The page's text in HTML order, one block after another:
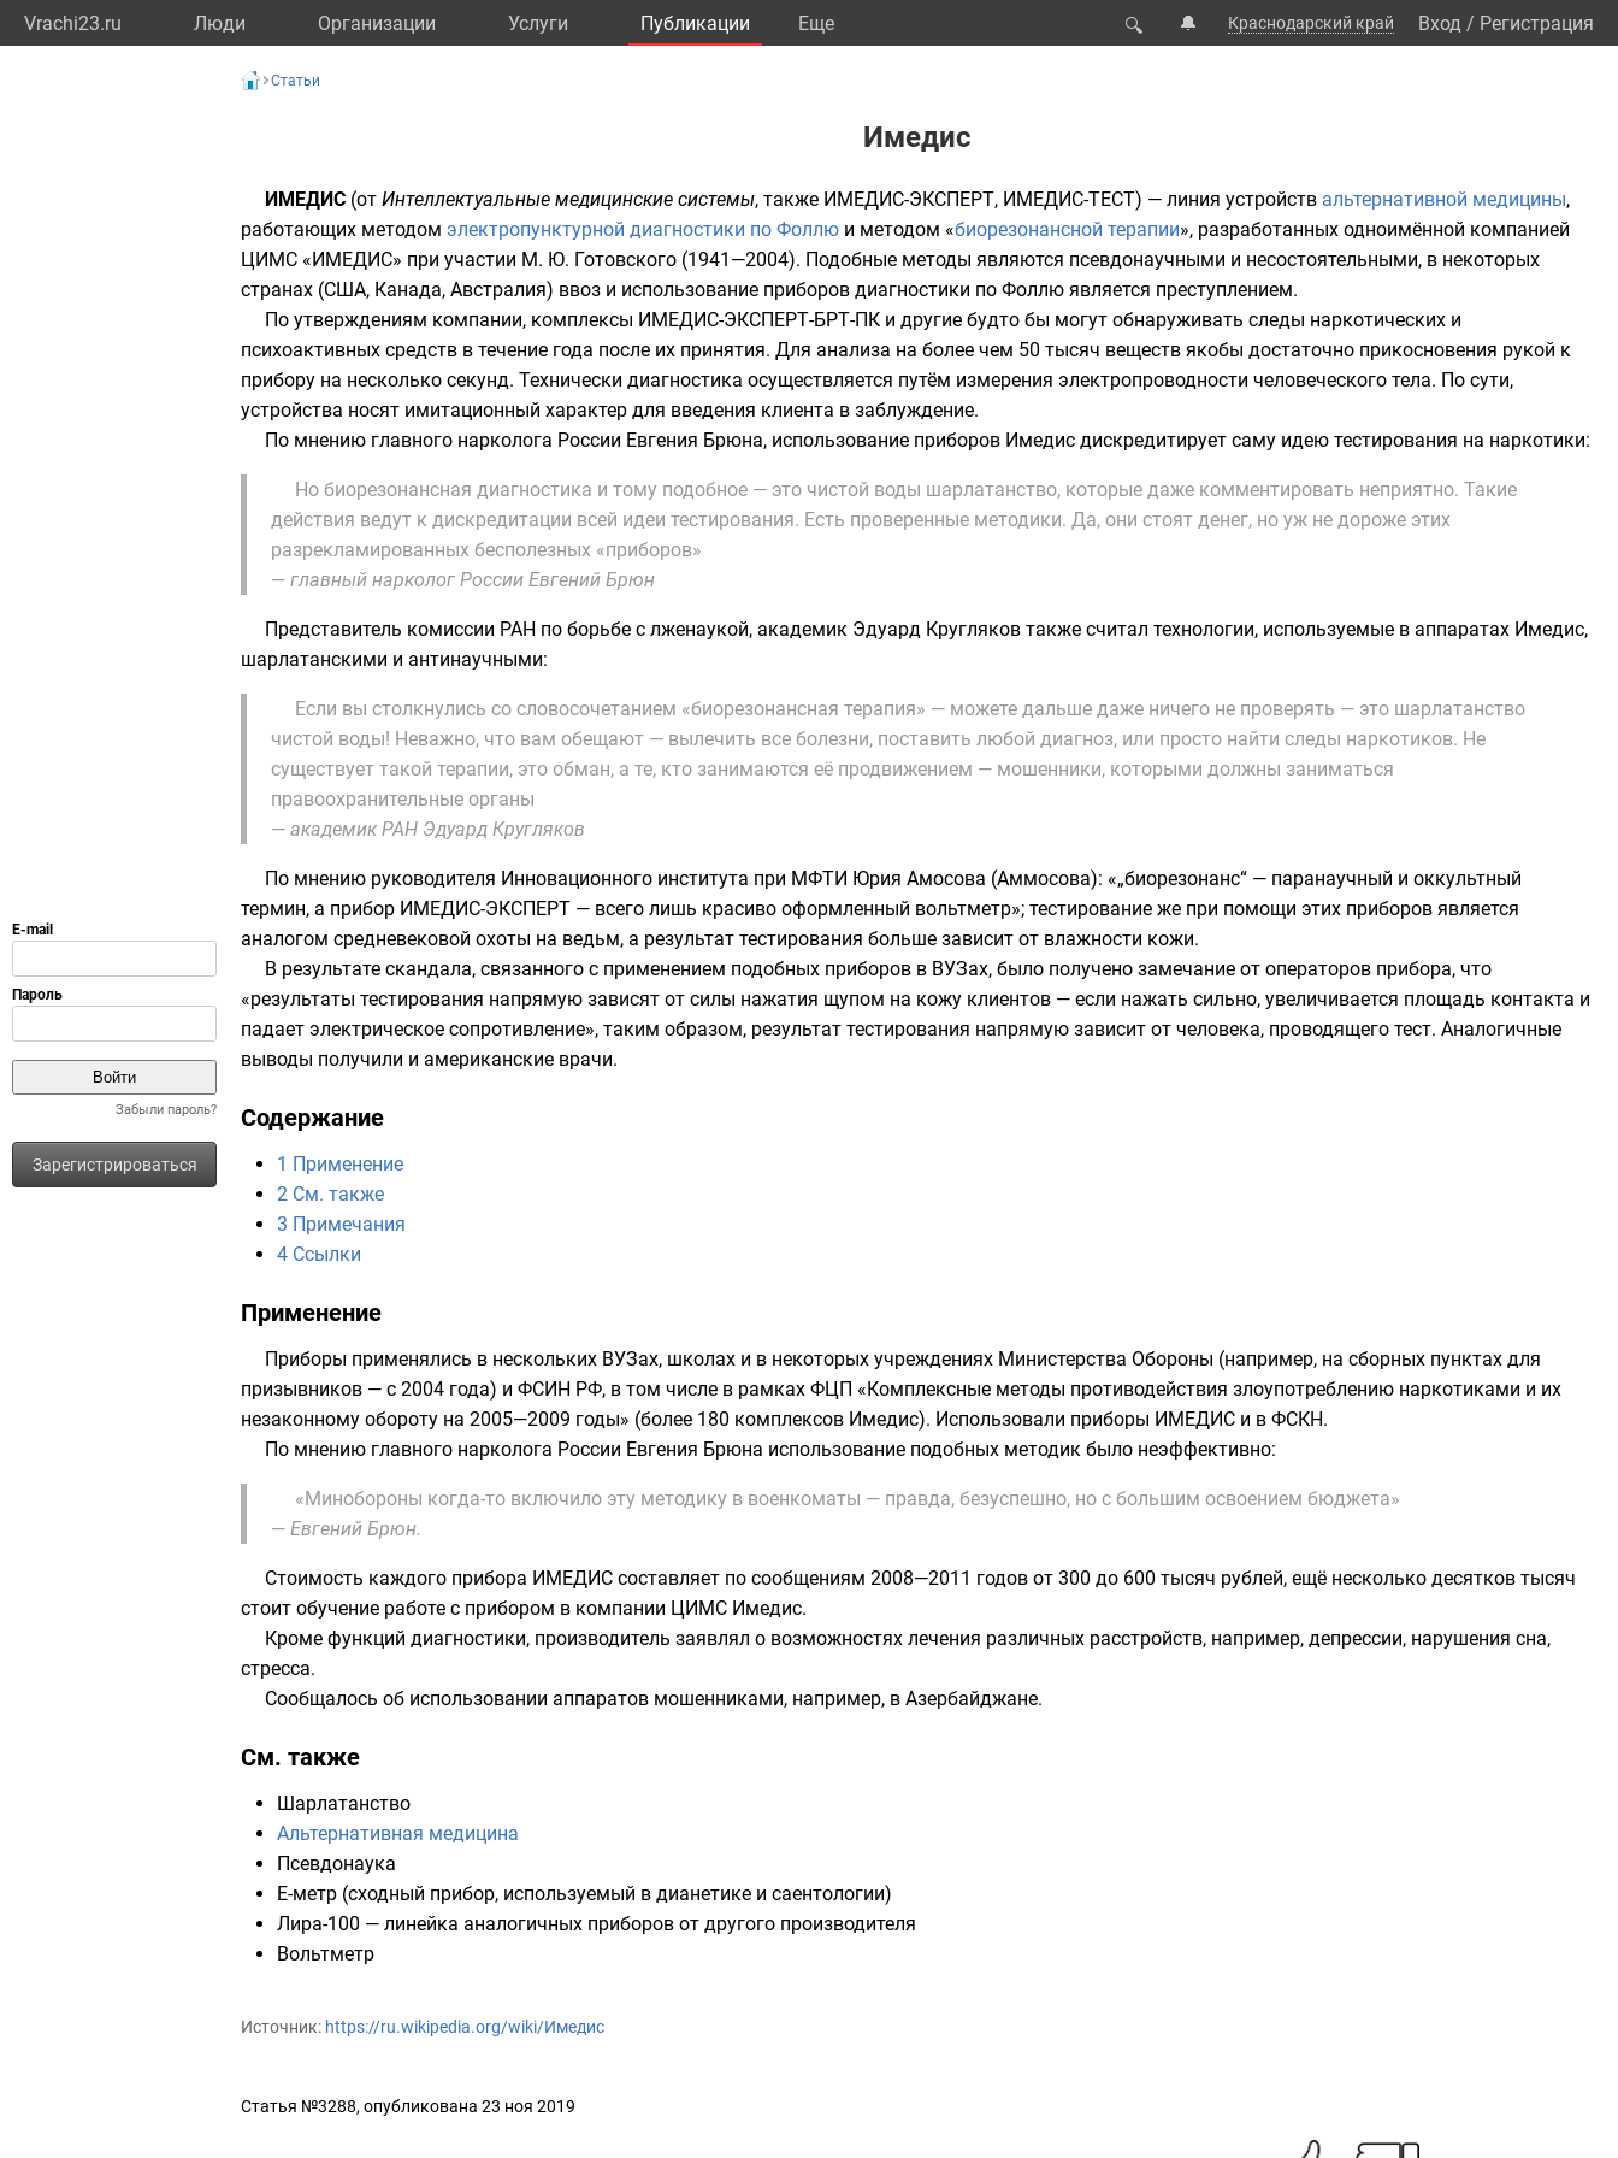
Vrachi23.ru Люди Организации Услуги Публикации Eще 🔍 🔔 Краснодарский край Вход / Регистрация
Забыли пароль?
Зарегистрироваться
Статьи
Имедис
ИМЕДИС (от Интеллектуальные медицинские системы, также ИМЕДИС-ЭКСПЕРТ, ИМЕДИС-ТЕСТ) — линия устройств альтернативной медицины,
работающих методом электропунктурной диагностики по Фоллю и методом «биорезонансной терапии», разработанных одноимённой компанией
ЦИМС «ИМЕДИС» при участии М. Ю. Готовского (1941—2004). Подобные методы являются псевдонаучными и несостоятельными, в некоторых
странах (США, Канада, Австралия) ввоз и использование приборов диагностики по Фоллю является преступлением.
По утверждениям компании, комплексы ИМЕДИС-ЭКСПЕРТ-БРТ-ПК и другие будто бы могут обнаруживать следы наркотических и
психоактивных средств в течение года после их принятия. Для анализа на более чем 50 тысяч веществ якобы достаточно прикосновения рукой к
прибору на несколько секунд. Технически диагностика осуществляется путём измерения электропроводности человеческого тела. По сути,
устройства носят имитационный характер для введения клиента в заблуждение.
По мнению главного нарколога России Евгения Брюна, использование приборов Имедис дискредитирует саму идею тестирования на наркотики:
Но биорезонансная диагностика и тому подобное — это чистой воды шарлатанство, которые даже комментировать неприятно. Такие
действия ведут к дискредитации всей идеи тестирования. Есть проверенные методики. Да, они стоят денег, но уж не дороже этих
разрекламированных бесполезных «приборов»
— главный нарколог России Евгений Брюн
Представитель комиссии РАН по борьбе с лженаукой, академик Эдуард Кругляков также считал технологии, используемые в аппаратах Имедиc,
шарлатанскими и антинаучными:
Если вы столкнулись со словосочетанием «биорезонансная терапия» — можете дальше даже ничего не проверять — это шарлатанство
чистой воды! Неважно, что вам обещают — вылечить все болезни, поставить любой диагноз, или просто найти следы наркотиков. Не
существует такой терапии, это обман, а те, кто занимаются её продвижением — мошенники, которыми должны заниматься
правоохранительные органы
— академик РАН Эдуард Кругляков
По мнению руководителя Инновационного института при МФТИ Юрия Амосова (Аммосова): «„биорезонанс“ — паранаучный и оккультный
термин, а прибор ИМЕДИС-ЭКСПЕРТ — всего лишь красиво оформленный вольтметр»; тестирование же при помощи этих приборов является
аналогом средневековой охоты на ведьм, а результат тестирования больше зависит от влажности кожи.
В результате скандала, связанного с применением подобных приборов в ВУЗах, было получено замечание от операторов прибора, что
«результаты тестирования напрямую зависят от силы нажатия щупом на кожу клиентов — если нажать сильно, увеличивается площадь контакта и
падает электрическое сопротивление», таким образом, результат тестирования напрямую зависит от человека, проводящего тест. Аналогичные
выводы получили и американские врачи.
Содержание
1 Применение
2 См. также
3 Примечания
4 Ссылки
Применение
Приборы применялись в нескольких ВУЗах, школах и в некоторых учреждениях Министерства Обороны (например, на сборных пунктах для
призывников — с 2004 года) и ФСИН РФ, в том числе в рамках ФЦП «Комплексные методы противодействия злоупотреблению наркотиками и их
незаконному обороту на 2005—2009 годы» (более 180 комплексов Имедис). Использовали приборы ИМЕДИС и в ФСКН.
По мнению главного нарколога России Евгения Брюна использование подобных методик было неэффективно:
«Минобороны когда-то включило эту методику в военкоматы — правда, безуспешно, но с большим освоением бюджета»
— Евгений Брюн.
Стоимость каждого прибора ИМЕДИС составляет по сообщениям 2008—2011 годов от 300 до 600 тысяч рублей, ещё несколько десятков тысяч
стоит обучение работе с прибором в компании ЦИМС Имедис.
Кроме функций диагностики, производитель заявлял о возможностях лечения различных расстройств, например, депрессии, нарушения сна,
стресса.
Сообщалось об использовании аппаратов мошенниками, например, в Азербайджане.
См. также
Шарлатанство
Альтернативная медицина
Псевдонаука
Е-метр (сходный прибор, используемый в дианетике и саентологии)
Лира-100 — линейка аналогичных приборов от другого производителя
Вольтметр
Источник: https://ru.wikipedia.org/wiki/Имедис
Статья №3288, опубликована 23 ноя 2019